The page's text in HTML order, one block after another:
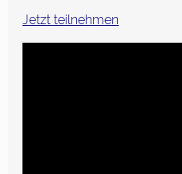
Jetzt teilnehmen